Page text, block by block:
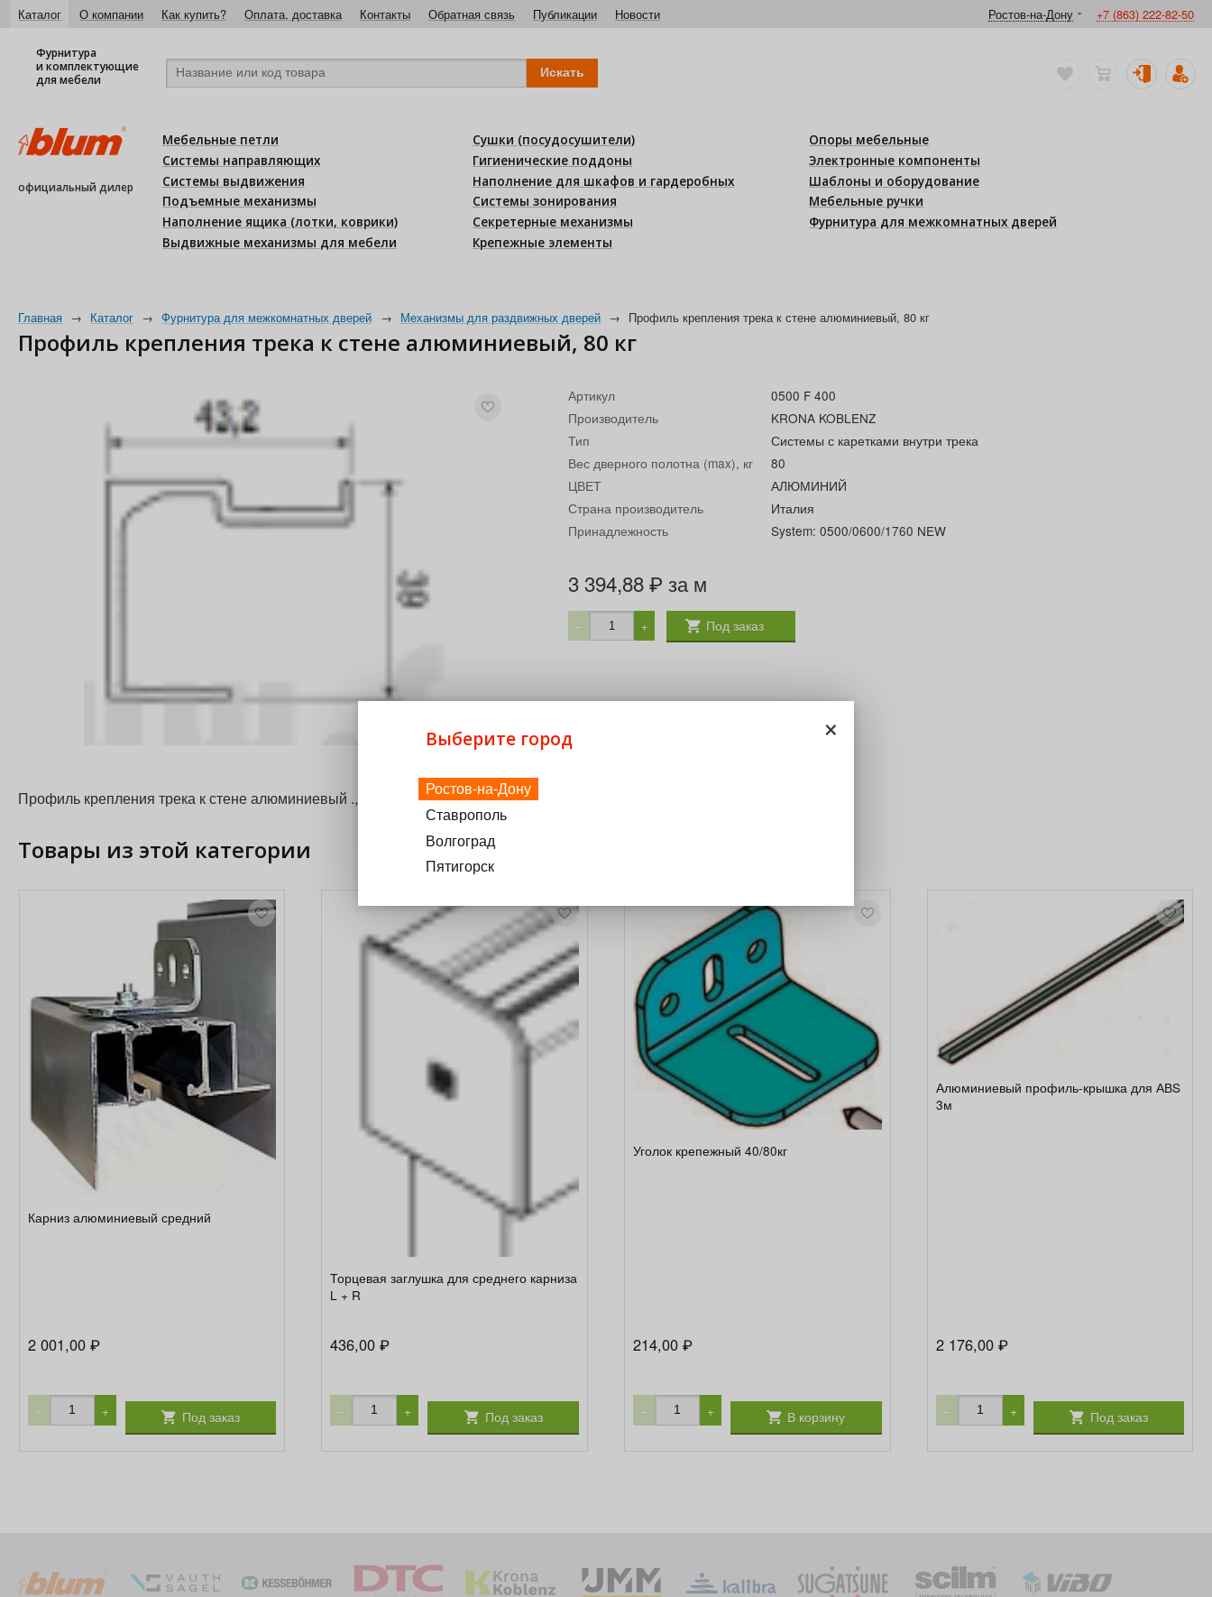
Каталог О компании Как купить? Оплата, доставка Контакты Обратная связь Публикации Новости Ростов-на-Дону +7 (863) 222-82-50
Фурнитура
и комплектующие
для мебели
официальный дилер
Мебельные петли
Системы направляющих
Системы выдвижения
Подъемные механизмы
Наполнение ящика (лотки, коврики)
Выдвижные механизмы для мебели
Сушки (посудосушители)
Гигиенические поддоны
Наполнение для шкафов и гардеробных
Системы зонирования
Секретерные механизмы
Крепежные элементы
Опоры мебельные
Электронные компоненты
Шаблоны и оборудование
Мебельные ручки
Фурнитура для межкомнатных дверей
Главная → Каталог → Фурнитура для межкомнатных дверей → Механизмы для раздвижных дверей → Профиль крепления трека к стене алюминиевый, 80 кг
Профиль крепления трека к стене алюминиевый, 80 кг
Артикул
0500 F 400
Производитель
KRONA KOBLENZ
Тип
Системы с каретками внутри трека
Вес дверного полотна (max), кг
80
ЦВЕТ
АЛЮМИНИЙ
Страна производитель
Италия
Принадлежность
System: 0500/0600/1760 NEW
3 394,88 ₽ за м
− + Под заказ
Профиль крепления трека к стене алюминиевый ., 80 кг
Товары из этой категории
Карниз алюминиевый средний
2 001,00 ₽
− + Под заказ
Торцевая заглушка для среднего карниза
L + R
436,00₽
− + Под заказ
Уголок крепежный 40/80кг
214,00₽
− + В корзину
Алюминиевый профиль-крышка для АВS
3м
2 176,00 ₽
− + Под заказ
×
Выберите город
Ростов-на-Дону
Ставрополь
Волгоград
Пятигорск